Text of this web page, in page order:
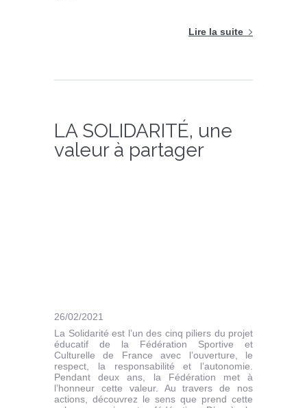
Lire la suite
LA SOLIDARITÉ, une
valeur à partager
26/02/2021
La Solidarité est l’un des cinq piliers du projet
éducatif de la Fédération Sportive et
Culturelle de France avec l’ouverture, le
respect, la responsabilité et l’autonomie.
Pendant deux ans, la Fédération met à
l’honneur cette valeur. Au travers de nos
actions, découvrez le sens que prend cette